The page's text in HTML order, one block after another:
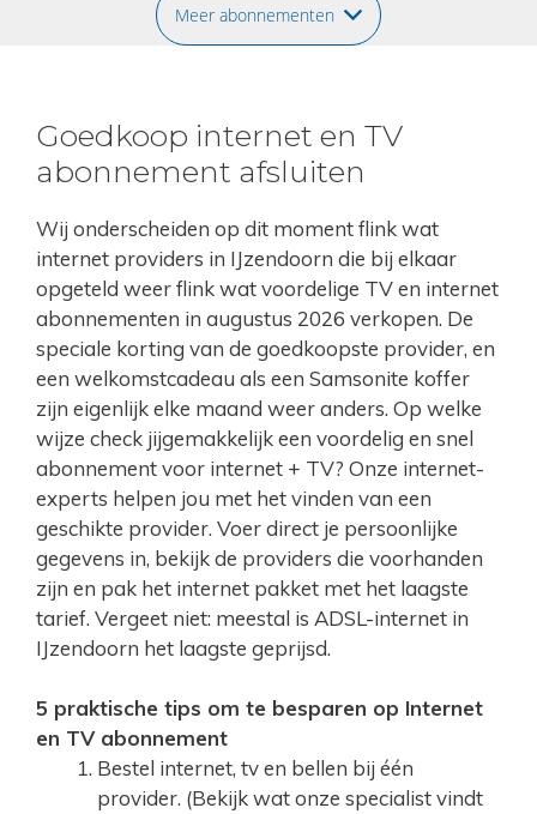
Meer abonnementen
Goedkoop internet en TV
abonnement afsluiten
Wij onderscheiden op dit moment flink wat
internet providers in IJzendoorn die bij elkaar
opgeteld weer flink wat voordelige TV en internet
abonnementen in augustus 2026 verkopen. De
speciale korting van de goedkoopste provider, en
een welkomstcadeau als een Samsonite koffer
zijn eigenlijk elke maand weer anders. Op welke
wijze check jijgemakkelijk een voordelig en snel
abonnement voor internet + TV? Onze internet-
experts helpen jou met het vinden van een
geschikte provider. Voer direct je persoonlijke
gegevens in, bekijk de providers die voorhanden
zijn en pak het internet pakket met het laagste
tarief. Vergeet niet: meestal is ADSL-internet in
IJzendoorn het laagste geprijsd.
5 praktische tips om te besparen op Internet
en TV abonnement
Bestel internet, tv en bellen bij één
provider. (Bekijk wat onze specialist vindt